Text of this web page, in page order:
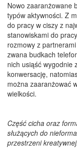
Nowo zaaranżowane
typów aktywności. Z
do pracy w ciszy z
stanowiskami do
rozmowy z
zwana budkach
nich usiąść wygodnie
konwersację,
można zaaranżować
wielkości.
Część cicha oraz
służących do
przestrzeni